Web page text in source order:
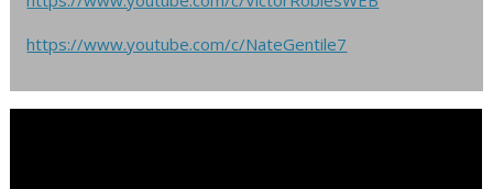
https://www.youtube.com/c/NateGentile7